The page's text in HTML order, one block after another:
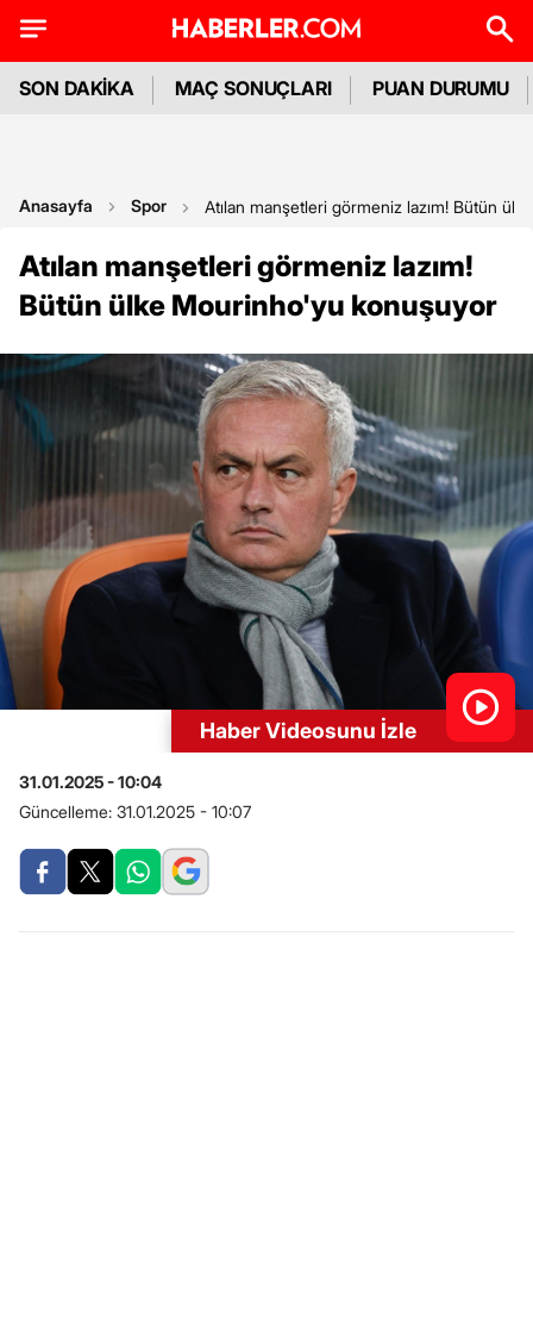
SON DAKİKA MAÇ SONUÇLARI PUAN DURUMU
Anasayfa Spor Atılan manşetleri görmeniz lazım! Bütün
Atılan manşetleri görmeniz lazım!
Bütün ülke Mourinho'yu konuşuyor
Haber Videosunu İzle
31.01.2025 - 10:04
Güncelleme: 31.01.2025 - 10:07